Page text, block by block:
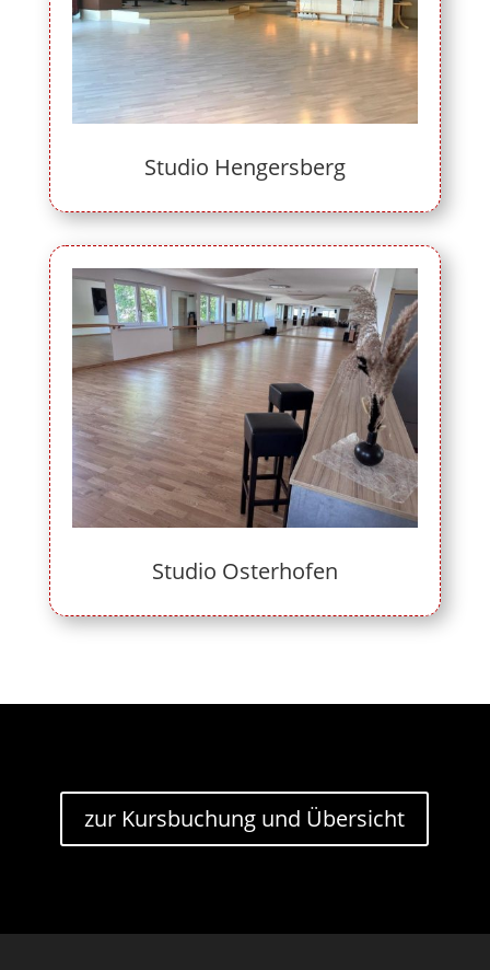
Studio Hengersberg
Studio Osterhofen
zur Kursbuchung und Übersicht